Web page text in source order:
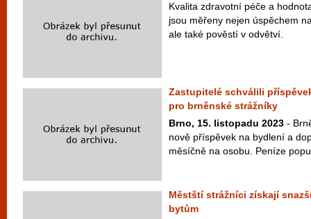
Kvalita zdravotní péče a
jsou měřeny nejen úspěchem
ale také pověstí v odvětví.
Zastupitelé schválili
pro brněnské strážníky
Brno, 15. listopadu 2023 -
nově příspěvek na bydlení a
měsíčně na osobu. Peníze
Městští strážníci získají
bytům